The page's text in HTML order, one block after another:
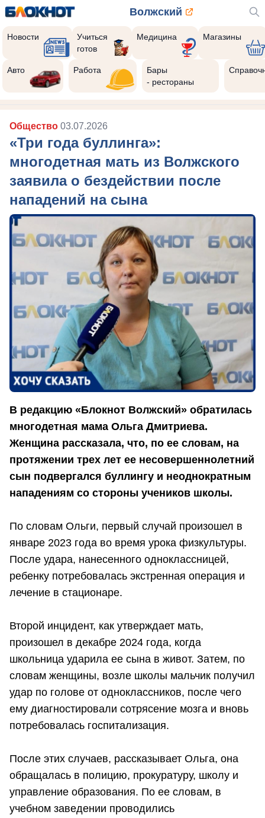
Волжский
Новости
Учиться
готов
Медицина Магазины
Авто Работа
Бары
- рестораны
Общество 03.07.2026
«Три года буллинга»:
многодетная мать из Волжского
заявила о бездействии после
нападений на сына
В редакцию «Блокнот Волжский» обратилась
многодетная мама Ольга Дмитриева.
Женщина рассказала, что, по ее словам, на
протяжении трех лет ее несовершеннолетний
сын подвергался буллингу и неоднократным
нападениям со стороны учеников школы.
По словам Ольги, первый случай произошел в
январе 2023 года во время урока физкультуры.
После удара, нанесенного одноклассницей,
ребенку потребовалась экстренная операция и
лечение в стационаре.
Второй инцидент, как утверждает мать,
произошел в декабре 2024 года, когда
школьница ударила ее сына в живот. Затем, по
словам женщины, возле школы мальчик получил
удар по голове от одноклассников, после чего
ему диагностировали сотрясение мозга и вновь
потребовалась госпитализация.
После этих случаев, рассказывает Ольга, она
обращалась в полицию, прокуратуру, школу и
управление образования. По ее словам, в
учебном заведении проводились